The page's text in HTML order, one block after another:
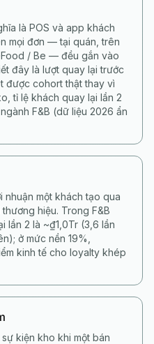
là POS và app khách
mọi đơn — tại quán, trên
/ Be — đều gắn vào
đây là lượt quay lại trước
được cohort thật thay vì
tỉ lệ khách quay lại lần 2
F&B (dữ liệu 2026 ẩn
nhuận một khách tạo qua
hiệu. Trong F&B
lần 2 là ~₫1,0Tr (3,6 lần
ở mức nền 19%,
kinh tế cho loyalty khép
kiện kho khi một bán